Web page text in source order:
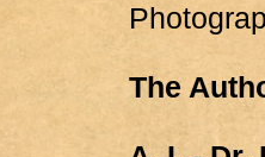
The